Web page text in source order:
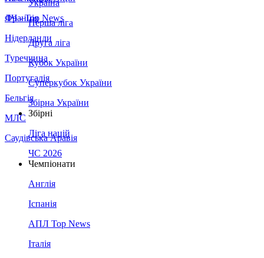
Франція
Нідерланди
Туреччина
Португалія
Бельгія
МЛС
Саудівська Аравія
ЛЧ - Top News
Україна
Перша ліга
Друга ліга
Кубок України
Суперкубок України
Збірна України
Збірні
Ліга націй
ЧС 2026
Чемпіонати
Англія
Іспанія
АПЛ Top News
Італія